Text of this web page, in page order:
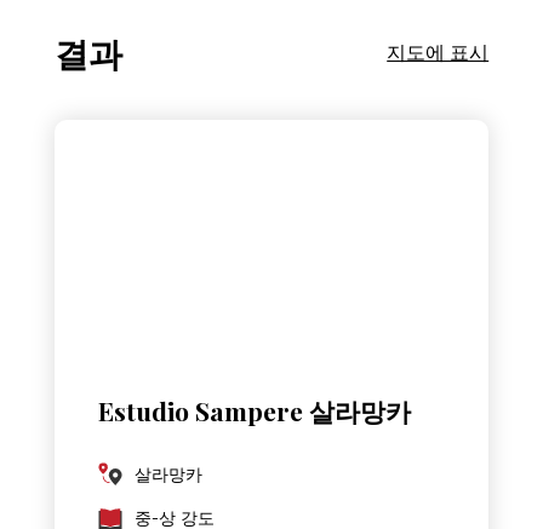
결과 지도에 표시
Estudio Sampere 살라망카
살라망카
중-상 강도